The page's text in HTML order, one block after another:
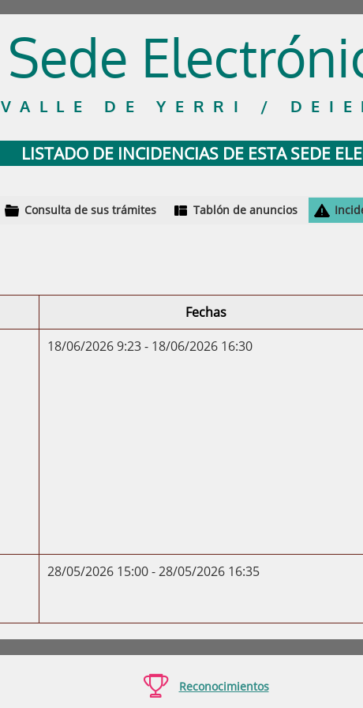
Sede
VALLE DE YERRI /
LISTADO DE INCIDENCIAS DE ESTA SEDE
Consulta de sus trámites Tablón de anuncios
Fechas
18/06/2026 9:23 - 18/06/2026 16:30
28/05/2026 15:00 - 28/05/2026 16:35
 Reconocimientos